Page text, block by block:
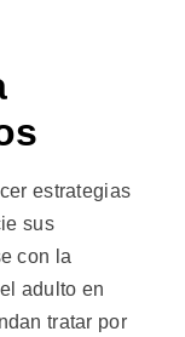
estrategias
sus
con la
adulto en
tratar por